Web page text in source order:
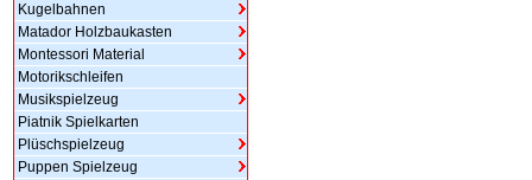
Kugelbahnen
Matador Holzbaukasten
Montessori Material
Motorikschleifen
Musikspielzeug
Piatnik Spielkarten
Plüschspielzeug
Puppen Spielzeug